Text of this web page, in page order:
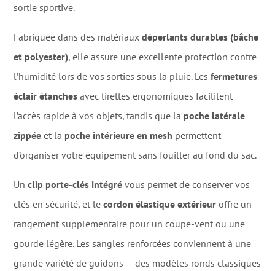
sortie sportive.
Fabriquée dans des matériauxdéperlants durables (bâche
et polyester), elle assure une excellente protection contre
l’humidité lors de vos sorties sous la pluie. Lesfermetures
éclair étanches avec tirettes ergonomiques facilitent
l’accès rapide à vos objets, tandis que la poche latérale
zippée et la poche intérieure en mesh permettent
d’organiser votre équipement sans fouiller au fond du sac.
Unclip porte-clés intégré vous permet de conserver vos
clés en sécurité, et lecordon élastique extérieur offre un
rangement supplémentaire pour un coupe-vent ou une
gourde légère. Les sangles renforcées conviennent à une
grande variété de guidons — des modèles ronds classiques